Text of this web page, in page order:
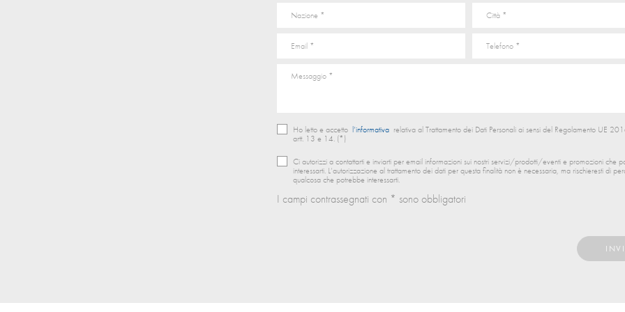
Ho letto e accetto l’informativa relativa al Trattamento dei Dati Personali ai sensi del Regolamento UE
artt. 13 e 14. (*)
Ci autorizzi a contattarti e inviarti per email informazioni sui nostri servizi/prodotti/eventi e promozioni che
interessarti. L’autorizzazione al trattamento dei dati per questa finalità non è necessaria, ma rischieresti di
qualcosa che potrebbe interessarti.
I campi contrassegnati con * sono obbligatori